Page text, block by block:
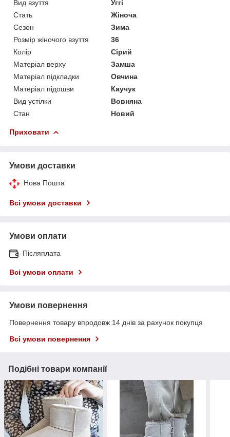
Вид взуття
Уггі
Стать
Жіноча
Сезон
Зима
Розмір жіночого взуття
36
Колір
Сірий
Матеріал верху
Замша
Матеріал підкладки
Овчина
Матеріал підошви
Каучук
Вид устілки
Вовняна
Стан
Новий
Приховати
Умови доставки
Нова Пошта
Всі умови доставки
Умови оплати
Післяплата
Всі умови оплати
Умови повернення
Повернення товару впродовж 14 днів за рахунок покупця
Всі умови повернення
Подібні товари компанії